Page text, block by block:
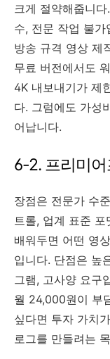
크게 절약해줍니
수, 전문 작업 불
방송 규격 영상 제
무료 버전에서도
4K 내보내기가 제
다. 그럼에도 가성
어납니다.
6-2. 프리미
장점은 전문가 수
트롤, 업계 표준
배워두면 어떤 영
입니다. 단점은 높
그램, 고사양 요구
월 24,000원이 부
싶다면 투자 가치
로그를 만들려는